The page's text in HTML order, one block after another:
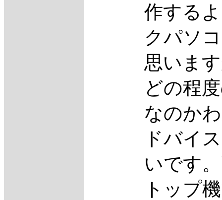
作する
クパソ
思いま
どの程
なのか
ドバイ
いです
トップ